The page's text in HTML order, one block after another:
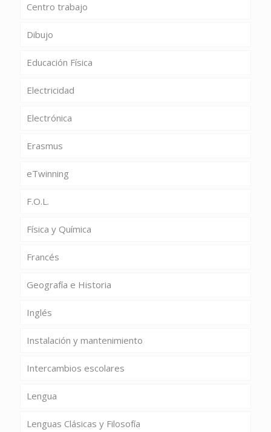
Centro trabajo
Dibujo
Educación Física
Electricidad
Electrónica
Erasmus
eTwinning
F.O.L.
Física y Química
Francés
Geografía e Historia
Inglés
Instalación y mantenimiento
Intercambios escolares
Lengua
Lenguas Clásicas y Filosofía